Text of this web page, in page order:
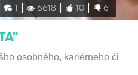
1 6618 10 6
osobného, kariérneho či